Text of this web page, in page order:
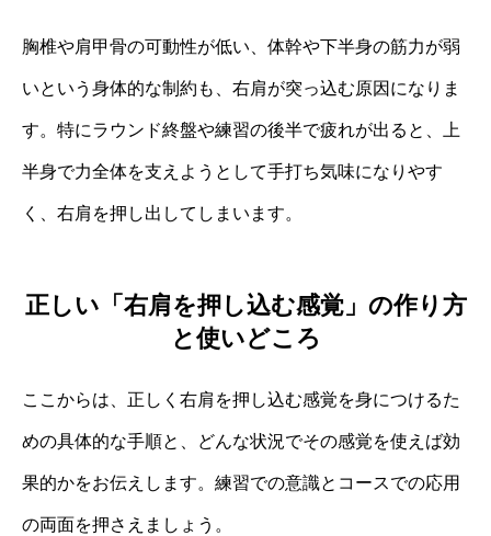
胸椎や肩甲骨の可動性が低い、体幹や下半身の筋力が弱
いという身体的な制約も、右肩が突っ込む原因になりま
す。特にラウンド終盤や練習の後半で疲れが出ると、上
半身で力全体を支えようとして手打ち気味になりやす
く、右肩を押し出してしまいます。
正しい「右肩を押し込む感覚」の作り方
と使いどころ
ここからは、正しく右肩を押し込む感覚を身につけるた
めの具体的な手順と、どんな状況でその感覚を使えば効
果的かをお伝えします。練習での意識とコースでの応用
の両面を押さえましょう。